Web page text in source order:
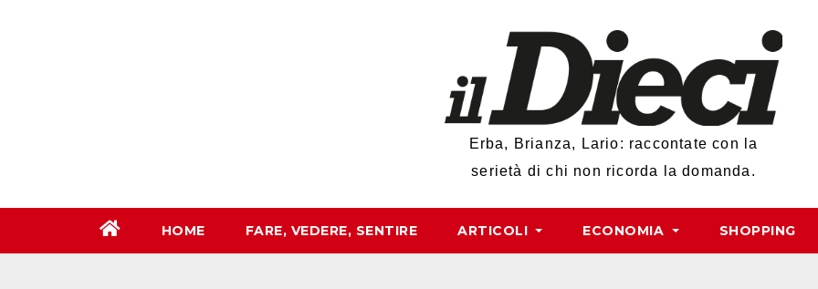
Erba, Brianza, Lario: raccontate con la
serietà di chi non ricorda la domanda.
HOME FARE, VEDERE, SENTIRE ARTICOLI ECONOMIA SHOPPING